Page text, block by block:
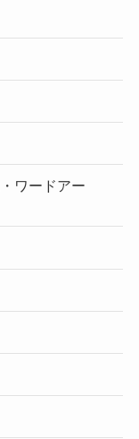
ワードアー